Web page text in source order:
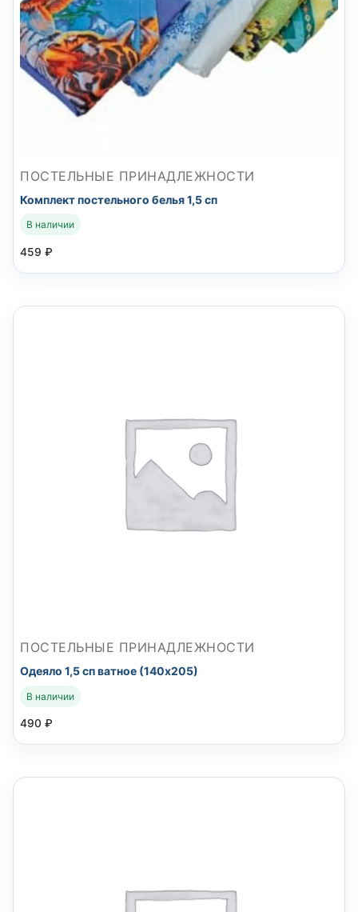
ПОСТЕЛЬНЫЕ ПРИНАДЛЕЖНОСТИ
Комплект постельного белья 1,5 сп
В наличии
459 ₽
ПОСТЕЛЬНЫЕ ПРИНАДЛЕЖНОСТИ
Одеяло 1,5 сп ватное (140х205)
В наличии
490 ₽